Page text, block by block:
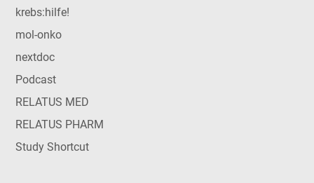
krebs:hilfe!
mol-onko
nextdoc
Podcast
RELATUS MED
RELATUS PHARM
Study Shortcut